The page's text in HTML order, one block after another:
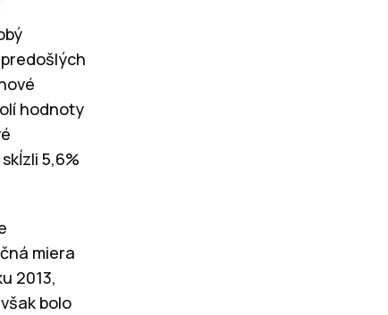
hodnoty
5,6%
miera
2013,
bolo